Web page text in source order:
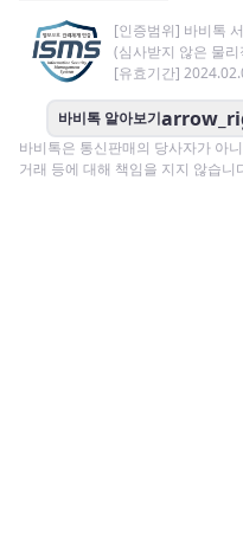
[인증범위] 바비톡
(심사받지 않은 물
[유효기간]
바비톡 알아보기
바비톡은 통신판매의 당사자가 아
거래 등에 대해 책임을 지지 않습니